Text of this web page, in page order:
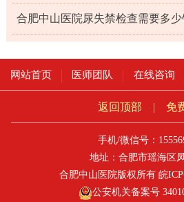
合肥中山医院尿失禁检查需要多少
网站首页 医师团队 在线咨询
返回顶部 | 免
手机/微信号：
地址：合肥市瑶海区
合肥中山医院版权所有 皖
公安机关备案号